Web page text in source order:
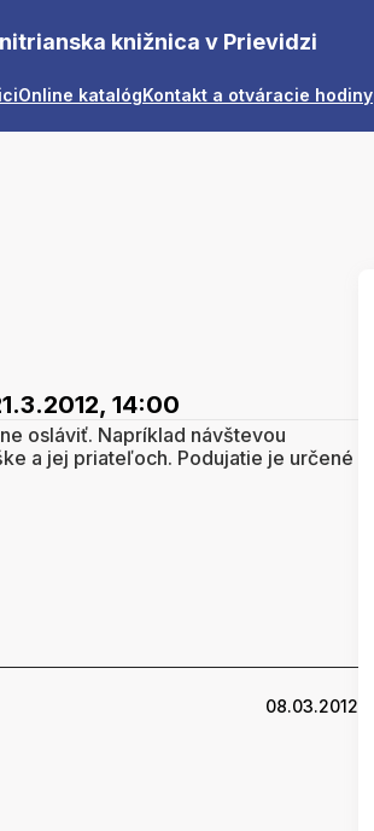
knižnica v Prievidzi
Online katalógKontakt a otváracie hodiny
14:00
osláviť. Napríklad návštevou
a jej priateľoch. Podujatie je určené
08.03.2012